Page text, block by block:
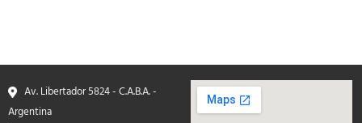
Av. Libertador 5824 - C.A.B.A. -
Argentina